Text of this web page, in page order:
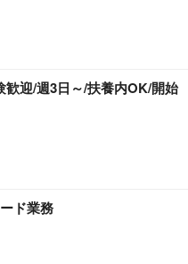
迎/週3日～/扶養内OK/開始
ド業務